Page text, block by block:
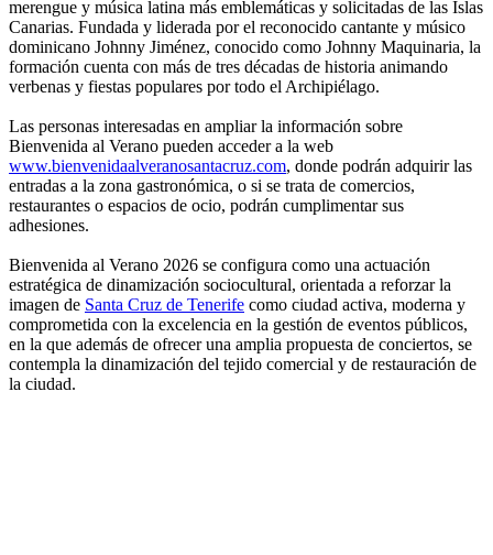
merengue y música latina más emblemáticas y solicitadas de las Islas
Canarias. Fundada y liderada por el reconocido cantante y músico
dominicano Johnny Jiménez, conocido como Johnny Maquinaria, la
formación cuenta con más de tres décadas de historia animando
verbenas y fiestas populares por todo el Archipiélago.
Las personas interesadas en ampliar la información sobre
Bienvenida al Verano pueden acceder a la web
www.bienvenidaalveranosantacruz.com, donde podrán adquirir las
entradas a la zona gastronómica, o si se trata de comercios,
restaurantes o espacios de ocio, podrán cumplimentar sus
adhesiones.
Bienvenida al Verano 2026 se configura como una actuación
estratégica de dinamización sociocultural, orientada a reforzar la
imagen de Santa Cruz de Tenerife como ciudad activa, moderna y
comprometida con la excelencia en la gestión de eventos públicos,
en la que además de ofrecer una amplia propuesta de conciertos, se
contempla la dinamización del tejido comercial y de restauración de
la ciudad.